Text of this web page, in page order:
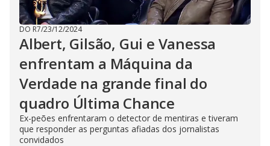
DO R7/23/12/2024
Albert, Gilsão, Gui e Vanessa
enfrentam a Máquina da
Verdade na grande final do
quadro Última Chance
Ex-peões enfrentaram o detector de mentiras e tiveram
que responder as perguntas afiadas dos jornalistas
convidados